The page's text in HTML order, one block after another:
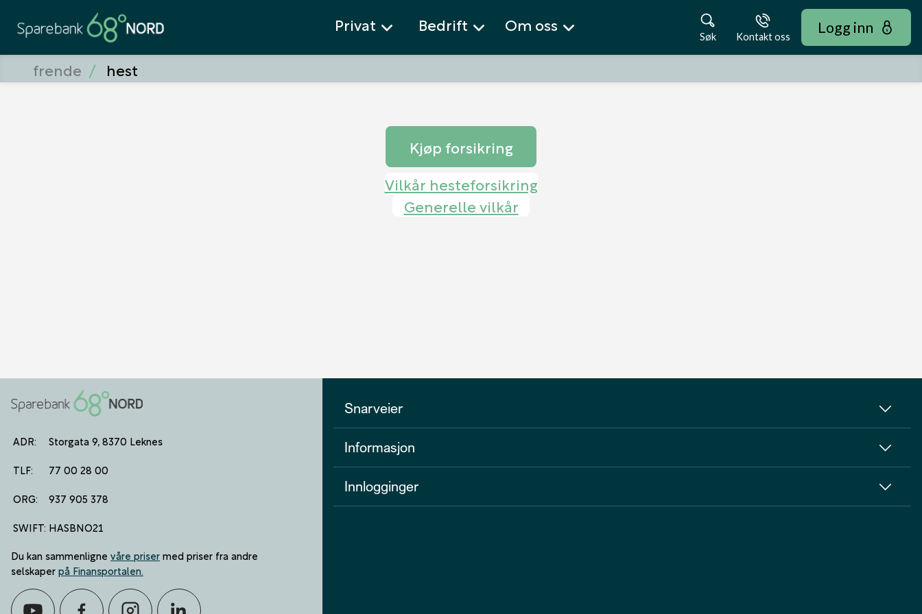
frende hest
Privat Bedrift Om oss
Søk Kontakt oss
Logg inn
Kjøp forsikring
Vilkår hesteforsikring
Generelle vilkår
Snarveier
Informasjon
Innlogginger
ADR:
Storgata 9, 8370 Leknes
TLF:
77 00 28 00
ORG:
937 905 378
SWIFT: HASBNO21
Du kan sammenlignevåre prisermed priser fra andre
selskaperpå Finansportalen.